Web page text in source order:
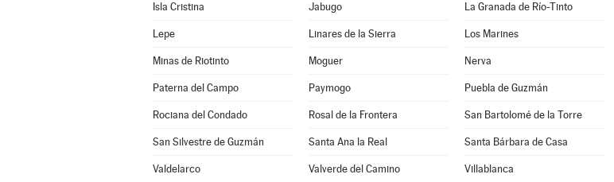
Isla Cristina Jabugo La Granada de Río-Tinto
Lepe Linares de la Sierra Los Marines
Minas de Riotinto Moguer Nerva
Paterna del Campo Paymogo Puebla de Guzmán
Rociana del Condado Rosal de la Frontera San Bartolomé de la Torre
San Silvestre de Guzmán Santa Ana la Real Santa Bárbara de Casa
Valdelarco Valverde del Camino Villablanca